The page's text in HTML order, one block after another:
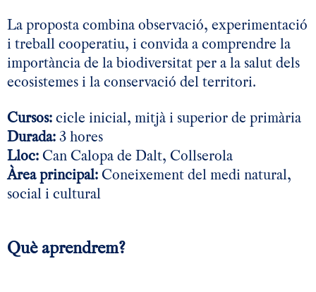
La proposta combina observació, experimentació
i treball cooperatiu, i convida a comprendre la
importància de la biodiversitat per a la salut dels
ecosistemes i la conservació del territori.
Cursos:cicle inicial, mitjà i superior de primària
Durada:3 hores
Lloc:Can Calopa de Dalt, Collserola
Àrea principal:Coneixement del medi natural,
social i cultural
Què aprendrem?